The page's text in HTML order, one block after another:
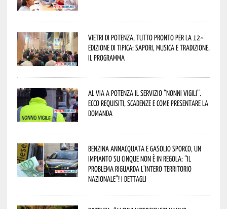
Vietri di Potenza, tutto pronto per la 12^
Edizione di Tipica: sapori, musica e tradizione.
Il programma
Al via a Potenza il servizio “Nonni Vigili”.
Ecco requisiti, scadenze e come presentare la
domanda
Benzina annacquata e gasolio sporco, un
impianto su cinque non è in regola: “il
problema riguarda l’intero territorio
Nazionale”! I dettagli